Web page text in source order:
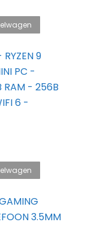
RYZEN 9
PC -
RAM - 256B
6 -
3.5MM